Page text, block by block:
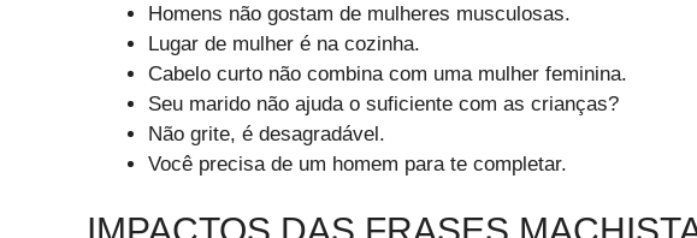
Homens não gostam de mulheres musculosas.
Lugar de mulher é na cozinha.
Cabelo curto não combina com uma mulher feminina.
Seu marido não ajuda o suficiente com as crianças?
Não grite, é desagradável.
Você precisa de um homem para te completar.